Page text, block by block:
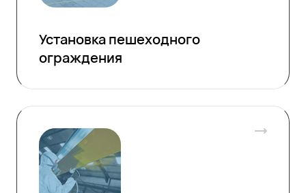
Установка пешеходного
ограждения